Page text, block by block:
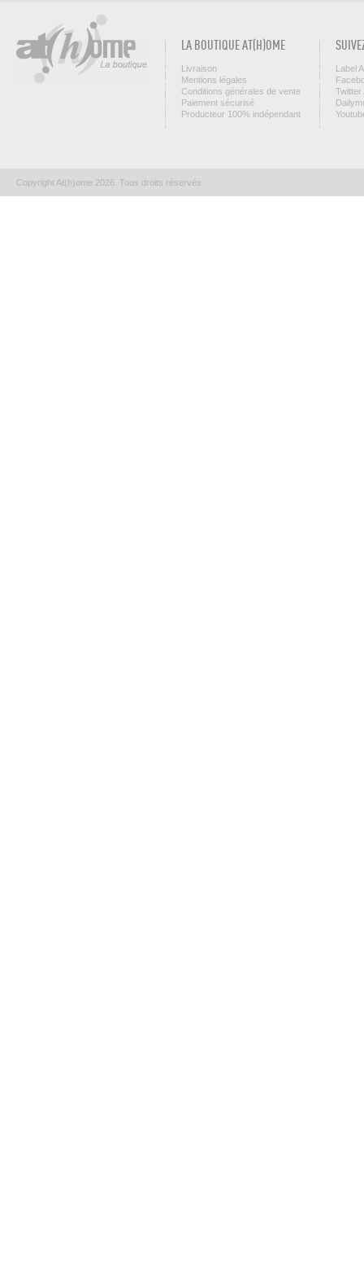
LA BOUTIQUE AT(H)OME
Livraison
Mentions légales
Conditions générales de vente
Paiement sécurisé
Producteur 100% indépendant
Label
Twitter
Copyright At(h)ome 2026. Tous droits réservés